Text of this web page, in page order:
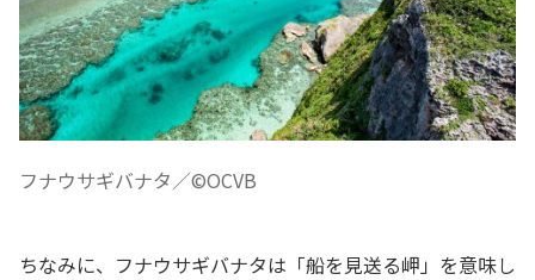
フナウサギバナタ／©OCVB
ちなみに、フナウサギバナタは「船を見送る岬」を意味し